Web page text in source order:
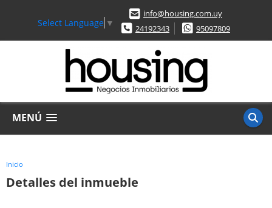
Select Language ▼
info@housing.com.uy
24192343
95097809
MENÚ
Inicio
Detalles del inmueble